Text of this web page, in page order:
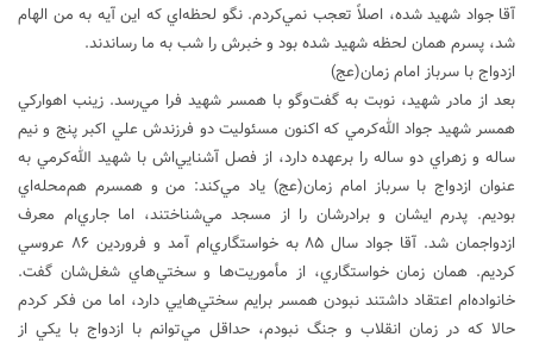
آقا جواد شهيد شده، اصلاً تعجب نمي‌كردم. نگو لحظه‌اي كه اين آيه به من الهام
شد، پسرم همان لحظه شهيد شده بود و خبرش را شب به ما رساندند.
ازدواج با سرباز امام زمان(عج)
بعد از مادر شهيد، نوبت به گفت‌وگو با همسر شهيد فرا مي‌رسد. زينب اهواركي
همسر شهيد جواد الله‌كرمي كه اكنون مسئوليت دو فرزندش علي اكبر پنج و نيم
ساله و زهراي دو ساله را برعهده دارد، از فصل آشنايي‌اش با شهيد الله‌كرمي به
عنوان ازدواج با سرباز امام زمان(عج) ياد مي‌كند: من و همسرم هم‌محله‌اي
بوديم. پدرم ايشان و برادرشان را از مسجد مي‌شناختند، اما جاري‌ام معرف
ازدواجمان شد. آقا جواد سال ۸۵ به خواستگاري‌ام آمد و فروردين ۸۶ عروسي
كرديم. همان زمان خواستگاري، از مأموريت‌ها و سختي‌هاي شغل‌شان گفت.
خانواده‌ام اعتقاد داشتند نبودن همسر برايم سختي‌هايي دارد، اما من فكر كردم
حالا كه در زمان انقلاب و جنگ نبودم، حداقل مي‌توانم با ازدواج با يكي از